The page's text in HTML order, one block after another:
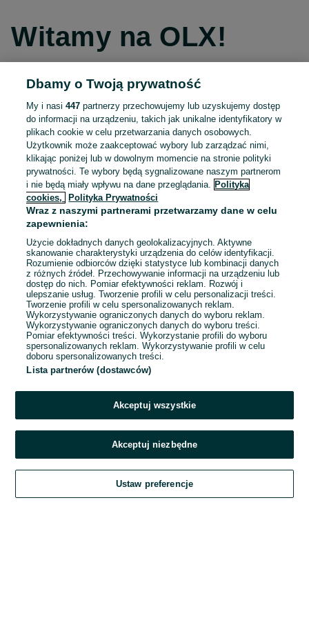
Witamy na OLX!
Kontynuuj przez Facebooka
Kontynuuj przez konto Apple
Kontynuuj przez konto Google
LUB
E-mail
Hasło
Zaloguj się
Kontynuując za pośrednictwem jednego z dostawców wskazanych powyżej,
OLX.pl w jego aktualnym brzmieniu.
Dbamy o Twoją prywatność
My i nasi447 partnerzy przechowujemy lub uzyskujemy dostęp
do informacji na urządzeniu, takich jak unikalne identyfikatory w
plikach cookie w celu przetwarzania danych osobowych.
Użytkownik może zaakceptować wybory lub zarządzać nimi,
klikając poniżej lub w dowolnym momencie na stronie polityki
prywatności. Te wybory będą sygnalizowane naszym partnerom
i nie będą miały wpływu na dane przeglądania.
Polityka
cookies,
Polityka Prywatności
Wraz z naszymi partnerami przetwarzamy dane w celu
zapewnienia:
Użycie dokładnych danych geolokalizacyjnych. Aktywne
skanowanie charakterystyki urządzenia do celów identyfikacji.
Rozumienie odbiorców dzięki statystyce lub kombinacji danych
z różnych źródeł. Przechowywanie informacji na urządzeniu lub
dostęp do nich. Pomiar efektywności reklam. Rozwój i
ulepszanie usług. Tworzenie profili w celu personalizacji treści.
Tworzenie profili w celu spersonalizowanych reklam.
Wykorzystywanie ograniczonych danych do wyboru reklam.
Wykorzystywanie ograniczonych danych do wyboru treści.
Pomiar efektywności treści. Wykorzystanie profili do wyboru
spersonalizowanych reklam. Wykorzystywanie profili w celu
doboru spersonalizowanych treści.
Lista partnerów (dostawców)
Akceptuj wszystkie
Akceptuj niezbędne
Ustaw preferencje